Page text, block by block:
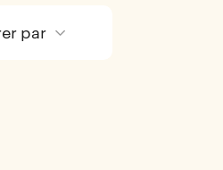
par